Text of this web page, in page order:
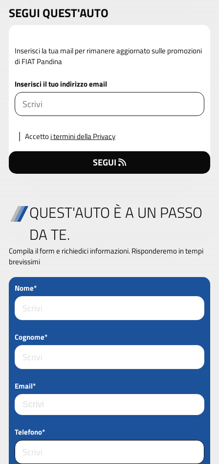
SEGUI QUEST'AUTO
Inserisci la tua mail per rimanere aggiornato sulle promozioni
di FIAT Pandina
Inserisci il tuo indirizzo email
Accettoi termini della Privacy
SEGUI
QUEST'AUTO È A UN PASSO
DA TE.
Compila il form e richiedici informazioni. Risponderemo in tempi
brevissimi
Nome*
Cognome*
Email*
Telefono*